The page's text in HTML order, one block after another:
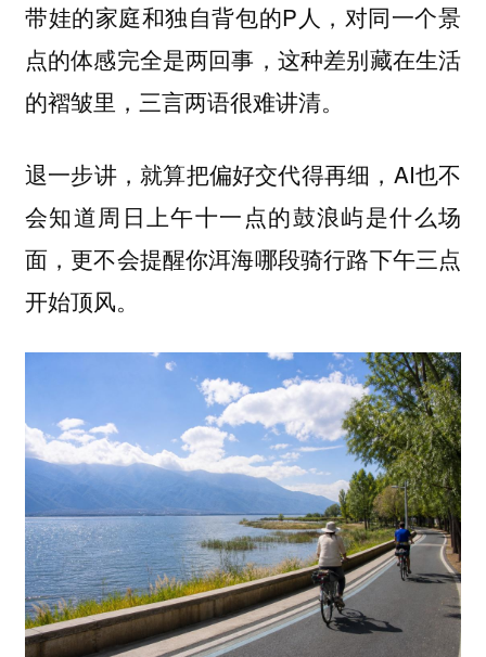
带娃的家庭和独自背包的P人，对同一个景
点的体感完全是两回事，这种差别藏在生活
的褶皱里，三言两语很难讲清。
退一步讲，就算把偏好交代得再细，AI也不
会知道周日上午十一点的鼓浪屿是什么场
面，更不会提醒你洱海哪段骑行路下午三点
开始顶风。